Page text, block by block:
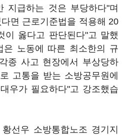
지급하는 것은 부당하다"며
면 근로기준법을 적용해 20
이 옳다고 판단된다"고 말했
은 노동에 따른 최소한의 규
종 사고 현장에서 부상당하
고통을 받는 소방공무원에
우가 필요하다"고 강조했습
선우 소방통합노조 경기지